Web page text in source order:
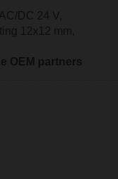
DC 24 V,
12x12 mm,
OEM partners